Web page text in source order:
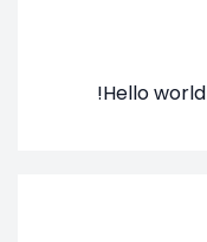
Hello world!